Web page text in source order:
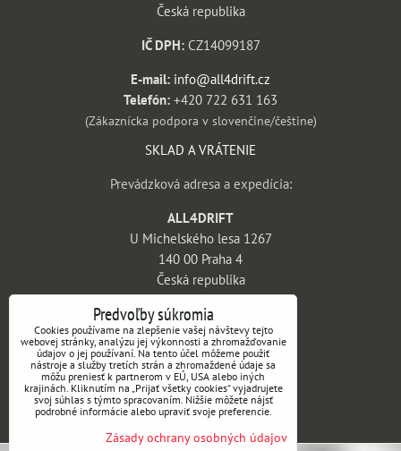
Česká republika
IČ DPH:CZ14099187
E-mail: info@all4drift.cz
Telefón: +420 722 631 163
(Zákaznícka podpora v slovenčine/češtine)
SKLAD A VRÁTENIE
Prevádzková adresa a expedícia:
ALL4DRIFT
U Michelského lesa 1267
140 00 Praha 4
Česká republika
INFORMÁCIE
Obchodné podmienky
Vrátenie tovaru a reklamácie
Doprava a platba
Kontakt
Predvoľby súkromia
Cookies používame na zlepšenie vašej návštevy tejto
webovej stránky, analýzu jej výkonnosti a zhromažďovanie
údajov o jej používaní. Na tento účel môžeme použiť
nástroje a služby tretích strán a zhromaždené údaje sa
môžu preniesť k partnerom v EÚ, USA alebo iných
krajinách. Kliknutím na „Prijať všetky cookies“ vyjadrujete
svoj súhlas s týmto spracovaním. Nižšie môžete nájsť
podrobné informácie alebo upraviť svoje preferencie.
Zásady ochrany osobných údajov